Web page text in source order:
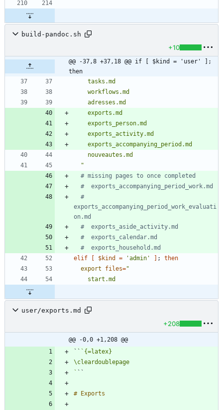
build-pandoc.sh
+10
@@ -37,8 +37,18 @@ if [ $kind = 'user' ];
then
  "
# missing pages to once completed
#  exports_accompanying_period_work.md
#
exports_accompanying_period_work_evaluati
on.md
#  exports_aside_activity.md
#  exports_calendar.md
#  exports_household.md
elif
$kind = 'admin' ;
then
export
files=
user/exports.md
+208
@@ -0,0 +1,208 @@
``
`